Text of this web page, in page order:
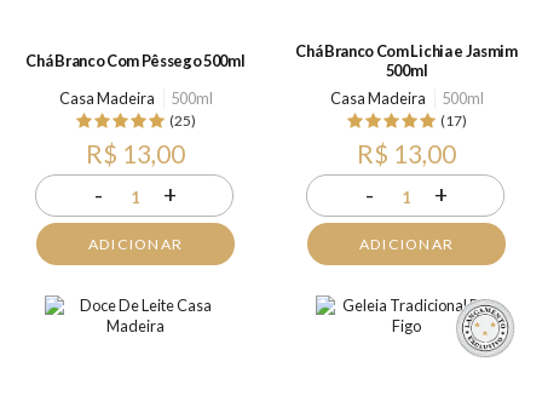
Chá Branco Com Pêssego 500ml
Casa Madeira
500ml
(25)
R$ 13,00
- 1 +
ADICIONAR
Chá Branco Com Lichia e Jasmim
500ml
Casa Madeira
500ml
(17)
R$ 13,00
- 1 +
ADICIONAR